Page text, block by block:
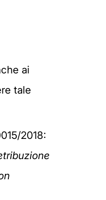
ai
tale
2018: